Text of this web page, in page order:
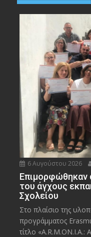
6 Αυγούστου 2026
Eπιμορφώθηκαν
του άγχους
Σχολείου
Στο πλαίσιο της
προγράμματος
τίτλο